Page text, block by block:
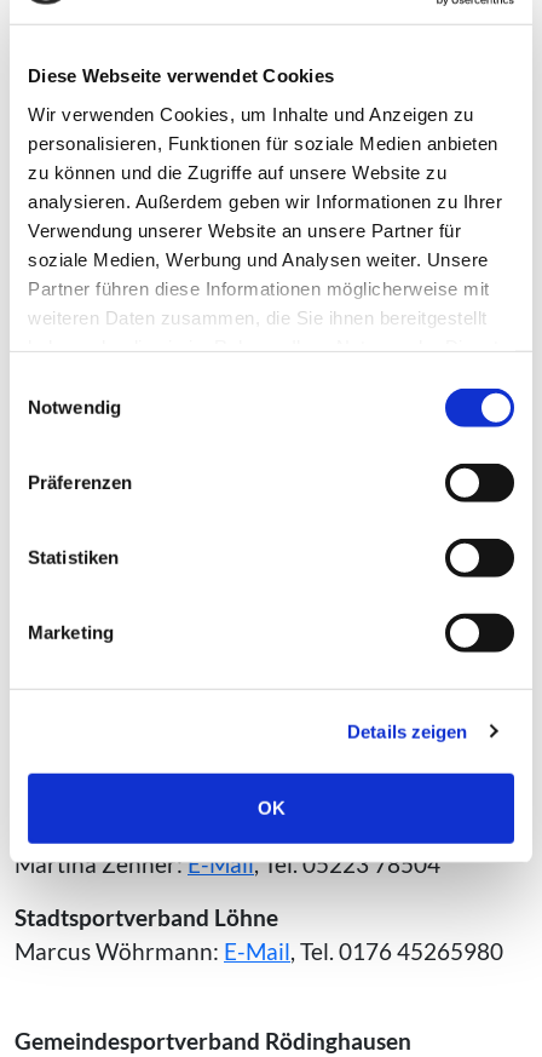
Diese Webseite verwendet Cookies
Wir verwenden Cookies, um Inhalte und Anzeigen zu
personalisieren, Funktionen für soziale Medien anbieten
zu können und die Zugriffe auf unsere Website zu
analysieren. Außerdem geben wir Informationen zu Ihrer
Verwendung unserer Website an unsere Partner für
soziale Medien, Werbung und Analysen weiter. Unsere
Partner führen diese Informationen möglicherweise mit
weiteren Daten zusammen, die Sie ihnen bereitgestellt
Cookies, wenn Sie unsere Webseite weiterhin nutzen.
Notwendig
Präferenzen
Statistiken
Marketing
Details zeigen
OK
Vorsitzende der Stadt- und
Gemeindesportverbände
Marcel Ta:E-Mail
Gerhard Feldmann:
, Tel. 05224 978056
Stadtsportverband Herford
Gemeindesportverband Hiddenhausen
Catharina Lappe:E-Mail, Tel. 0176 62261038
Martina Zehner:E-Mail, Tel. 05223 78504
Stadtsportverband Löhne
Marcus Wöhrmann: E-Mail, Tel. 0176 45265980
Gemeindesportverband Rödinghausen